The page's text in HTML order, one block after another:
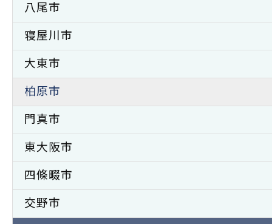
八尾市
寝屋川市
大東市
柏原市
門真市
東大阪市
四條畷市
交野市